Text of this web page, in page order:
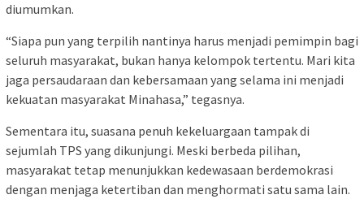
diumumkan.
“Siapa pun yang terpilih nantinya harus menjadi pemimpin bagi
seluruh masyarakat, bukan hanya kelompok tertentu. Mari kita
jaga persaudaraan dan kebersamaan yang selama ini menjadi
kekuatan masyarakat Minahasa,” tegasnya.
Sementara itu, suasana penuh kekeluargaan tampak di
sejumlah TPS yang dikunjungi. Meski berbeda pilihan,
masyarakat tetap menunjukkan kedewasaan berdemokrasi
dengan menjaga ketertiban dan menghormati satu sama lain.